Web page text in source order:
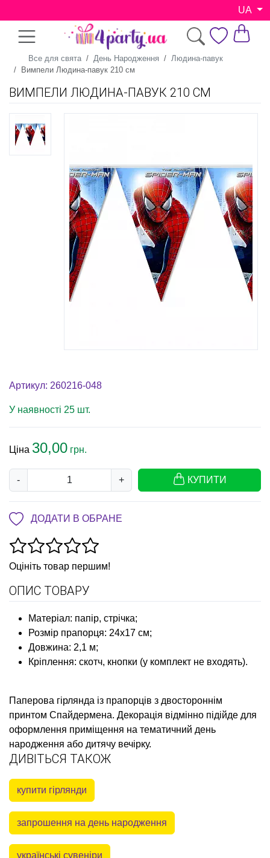
UA
Все для свята День Народження
Людина-павук
Вимпели Людина-павук 210 см
ВИМПЕЛИ ЛЮДИНА-ПАВУК 210 СМ
Артикул: 260216-048
У наявності 25 шт.
Ціна 30,00 грн.
- + КУПИТИ
ДОДАТИ В ОБРАНЕ
Оцініть товар першим!
ОПИС ТОВАРУ
Матеріал: папір, стрічка;
Розмір прапорця: 24х17 см;
Довжина: 2,1 м;
Кріплення: скотч, кнопки (у комплект не входять).
Паперова гірлянда із прапорців з двостороннім
принтом Спайдермена. Декорація відмінно підійде для
оформлення приміщення на тематичний день
народження або дитячу вечірку.
ДИВІТЬСЯ ТАКОЖ
купити гірлянди
запрошення на день народження
українські сувеніри